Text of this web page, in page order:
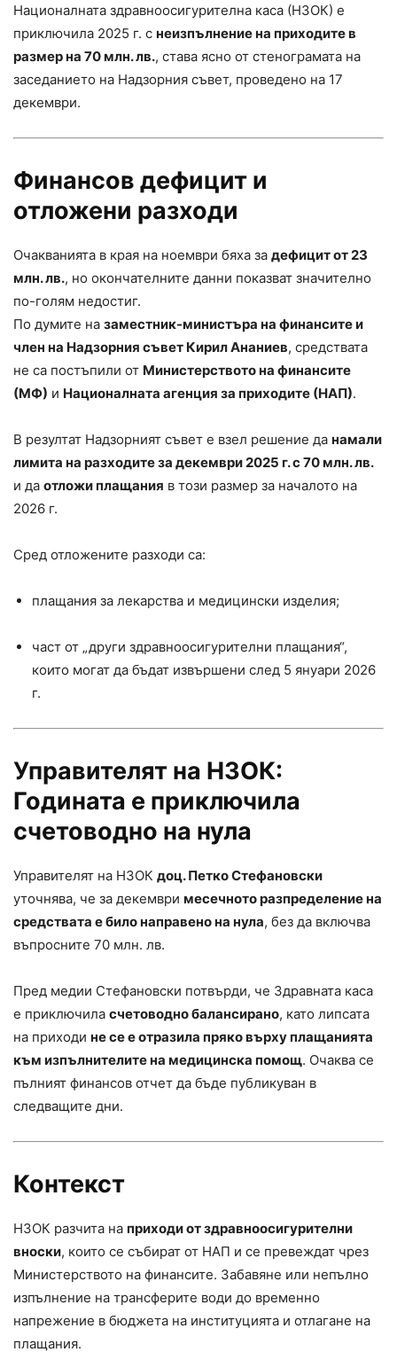
Националната здравноосигурителна каса (НЗОК) е
приключила 2025 г. с неизпълнение на приходите в
размер на 70 млн. лв., става ясно от стенограмата на
заседанието на Надзорния съвет, проведено на 17
декември.
Финансов дефицит и
отложени разходи
Очакванията в края на ноември бяха за дефицит от 23
млн. лв., но окончателните данни показват значително
по-голям недостиг.
По думите на заместник-министъра на финансите и
член на Надзорния съвет Кирил Ананиев, средствата
не са постъпили от Министерството на финансите
(МФ) и Националната агенция за приходите (НАП).
В резултат Надзорният съвет е взел решение да намали
лимита на разходите за декември 2025 г. с 70 млн. лв.
и да отложи плащания в този размер за началото на
2026 г.
Сред отложените разходи са:
плащания за лекарства и медицински изделия;
част от „други здравноосигурителни плащания“,
които могат да бъдат извършени след 5 януари 2026
г.
Управителят на НЗОК:
Годината е приключила
счетоводно на нула
Управителят на НЗОК доц. Петко Стефановски
уточнява, че за декември месечното разпределение на
средствата е било направено на нула, без да включва
въпросните 70 млн. лв.
Пред медии Стефановски потвърди, че Здравната каса
е приключила счетоводно балансирано, като липсата
на приходи не се е отразила пряко върху плащанията
към изпълнителите на медицинска помощ. Очаква се
пълният финансов отчет да бъде публикуван в
следващите дни.
Контекст
НЗОК разчита на приходи от здравноосигурителни
вноски, които се събират от НАП и се превеждат чрез
Министерството на финансите. Забавяне или непълно
изпълнение на трансферите води до временно
напрежение в бюджета на институцията и отлагане на
плащания.